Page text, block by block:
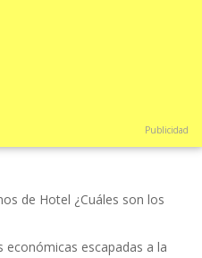
Publicidad
de Hotel ¿Cuáles son los
económicas escapadas a la